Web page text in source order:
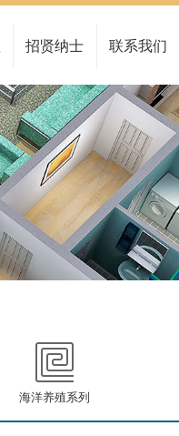
招贤纳士
人在亚通
人才理念
在线招聘
联系我们
海洋养殖系列